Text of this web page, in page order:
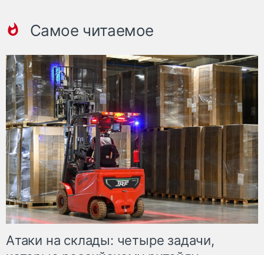
Самое читаемое
Атаки на склады: четыре задачи,